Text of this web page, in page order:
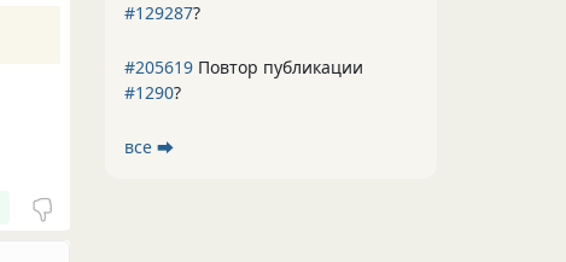
#129287?
#205619 Повтор публикации
#1290?
все ⮕